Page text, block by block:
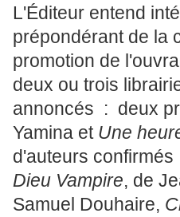
L'Éditeur entend
prépondérant de la
promotion de
deux ou trois
annoncés : deux
Yamina et Une
d'auteurs
Dieu Vampire, de
Samuel Douhaire,